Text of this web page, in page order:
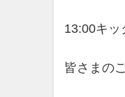
13:00キッ
皆さまの